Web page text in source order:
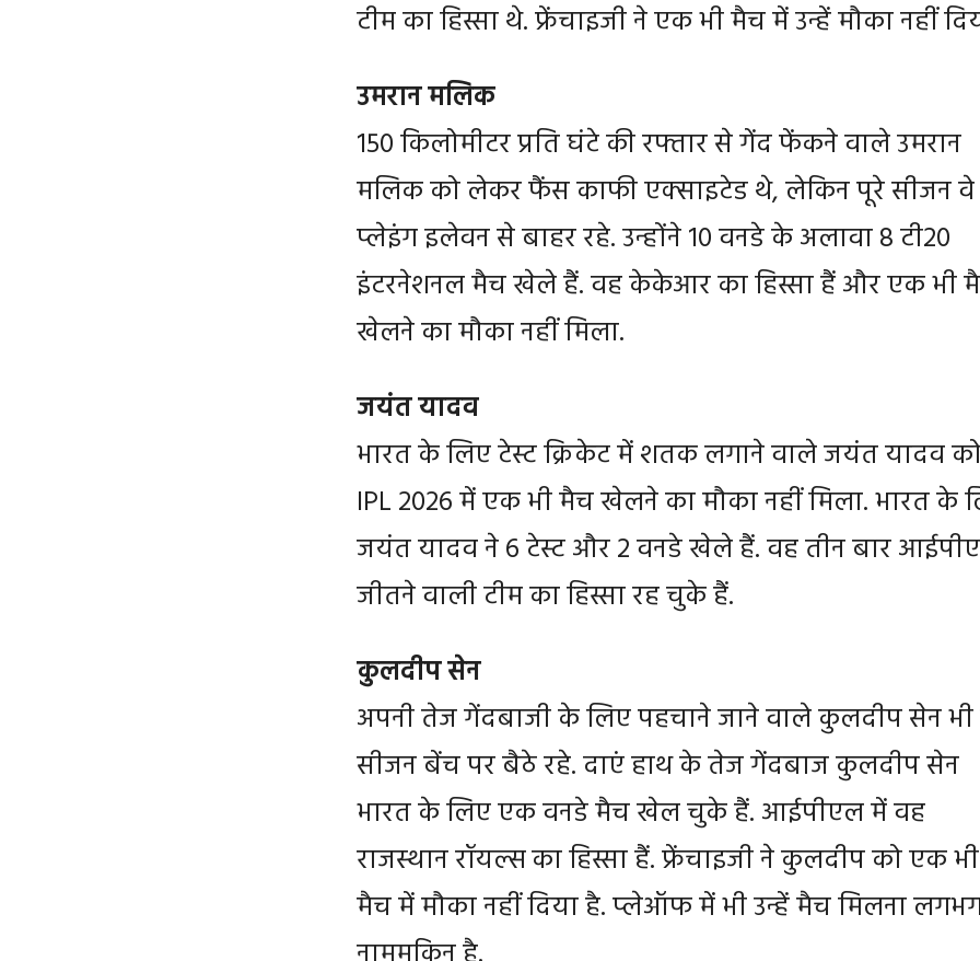
टीम का हिस्सा थे. फ्रेंचाइजी ने एक भी मैच में उन्हें मौका नहीं
उमरान मलिक
150 किलोमीटर प्रति घंटे की रफ्तार से गेंद फेंकने वाले उमरान
मलिक को लेकर फैंस काफी एक्साइटेड थे, लेकिन पूरे सीजन वे
प्लेइंग इलेवन से बाहर रहे. उन्होंने 10 वनडे के अलावा 8 टी20
इंटरनेशनल मैच खेले हैं. वह केकेआर का हिस्सा हैं और एक भी
खेलने का मौका नहीं मिला.
जयंत यादव
भारत के लिए टेस्ट क्रिकेट में शतक लगाने वाले जयंत यादव
IPL 2026 में एक भी मैच खेलने का मौका नहीं मिला. भारत के
जयंत यादव ने 6 टेस्ट और 2 वनडे खेले हैं. वह तीन बार
जीतने वाली टीम का हिस्सा रह चुके हैं.
कुलदीप सेन
अपनी तेज गेंदबाजी के लिए पहचाने जाने वाले कुलदीप सेन भी
सीजन बेंच पर बैठे रहे. दाएं हाथ के तेज गेंदबाज कुलदीप सेन
भारत के लिए एक वनडे मैच खेल चुके हैं. आईपीएल में वह
राजस्थान रॉयल्स का हिस्सा हैं. फ्रेंचाइजी ने कुलदीप को एक भी
मैच में मौका नहीं दिया है. प्लेऑफ में भी उन्हें मैच मिलना